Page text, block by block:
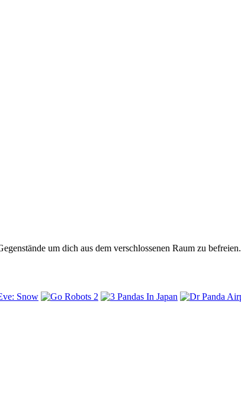
um dich aus dem verschlossenen Raum zu befreien.